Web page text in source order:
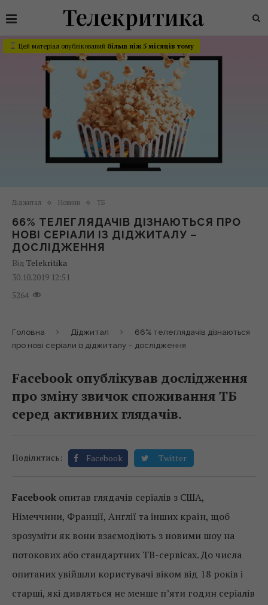
Цей матеріал опублікований більш ніж 5 місяців тому
Діджитал Новини ТБ
66% ТЕЛЕГЛЯДАЧІВ ДІЗНАЮТЬСЯ ПРО
НОВІ CЕРІАЛИ ІЗ ДІДЖИТАЛУ –
ДОСЛІДЖЕННЯ
Від Telekritika
30.10.2019 12:51
5264
Головна Діджитал
66% телеглядачів дізнаються
про нові cеріали із діджиталу – дослідження
Facebook опублікував дослідження
про зміну звичок споживання ТБ
серед активних глядачів.
Поділитись: Facebook Twitter
Facebook опитав глядачів серіалів з США,
Німеччини, Франції, Англії та інших країн, щоб
зрозуміти як вони взаємодіють з новими шоу на
потокових або стандартних ТВ-сервісах. До числа
опитаних увійшли користувачі віком від 18 років і
старші, які дивляться не менше п’яти годин серіалів